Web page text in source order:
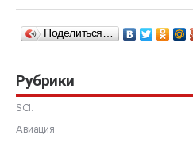
Поделиться…
Рубрики
SCI.
Авиация